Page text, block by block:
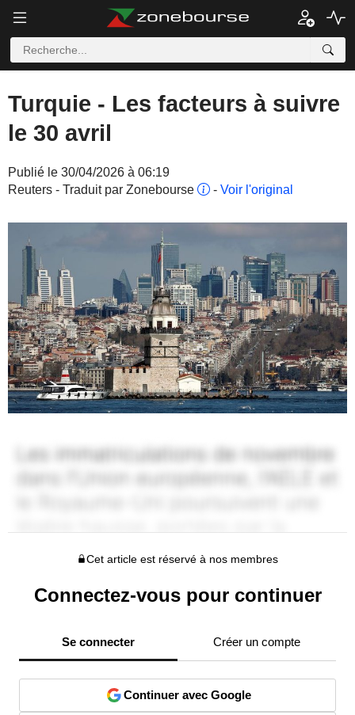
Turquie - Les facteurs à suivre
le 30 avril
Publié le 30/04/2026 à 06:19
Reuters - Traduit par Zonebourse
- Voir l'original
Cet article est réservé à nos membres
Connectez-vous pour continuer
Se connecter Créer un compte
Continuer avec Google